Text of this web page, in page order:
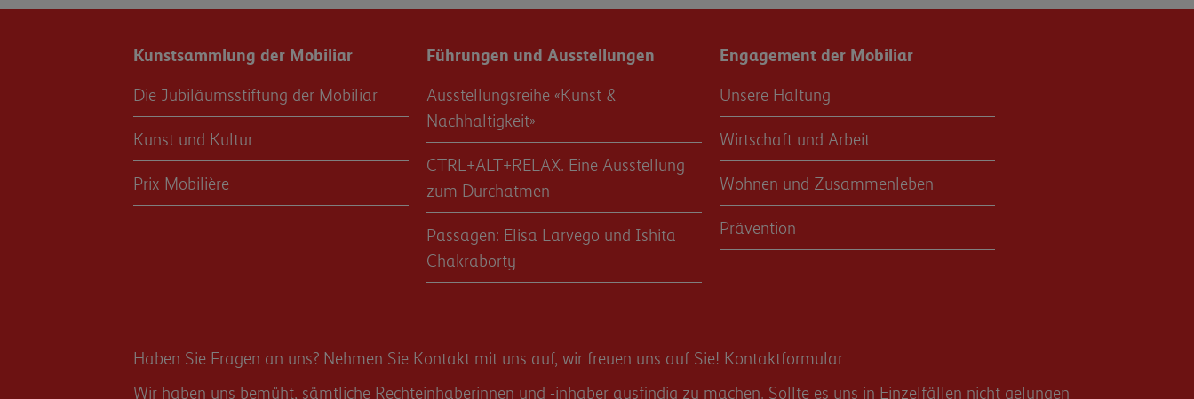
Kunstsammlung der Mobiliar
Die Jubiläumsstiftung der Mobiliar
Kunst und Kultur
Prix Mobilière
Führungen und Ausstellungen
Ausstellungsreihe «Kunst &
Nachhaltigkeit»
CTRL+ALT+RELAX. Eine Ausstellung
zum Durchatmen
Passagen: Elisa Larvego und Ishita
Chakraborty
Engagement der Mobiliar
Unsere Haltung
Wirtschaft und Arbeit
Wohnen und Zusammenleben
Prävention
Haben Sie Fragen an uns? Nehmen Sie Kontakt mit uns auf, wir freuen uns auf Sie! Kontaktformular
Wir haben uns bemüht, sämtliche Rechteinhaberinnen und -inhaber ausfindig zu machen. Sollte es uns in Einzelfällen nicht gelungen